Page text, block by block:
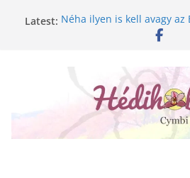
Latest: Néha ilyen is kell avagy az
Golgotavirág nevelése
A lepkeorchidea és a